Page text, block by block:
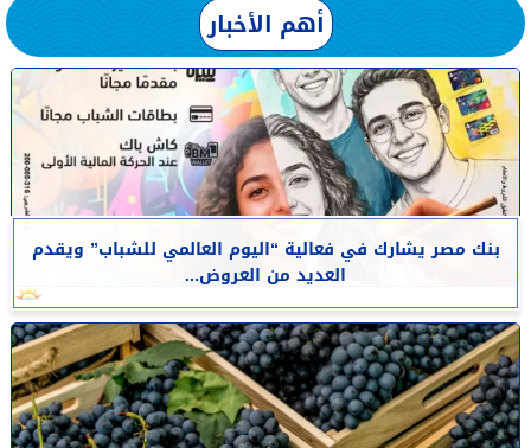
أهم الأخبار
بنك مصر يشارك في فعالية “اليوم العالمي للشباب” ويقدم
العديد من العروض...